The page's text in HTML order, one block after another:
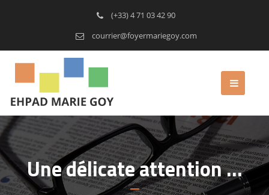
(+33) 4 71 03 42 90
courrier@foyermariegoy.com
Une délicate attention …